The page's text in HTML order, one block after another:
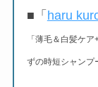
■「 haru
「薄毛＆白髪ケ
ずの時短シャンプ